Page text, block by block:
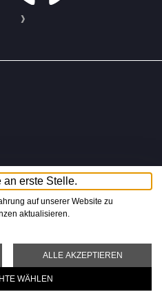
an erste Stelle.
auf unserer Website zu
aktualisieren.
ALLE AKZEPTIEREN
WÄHLEN